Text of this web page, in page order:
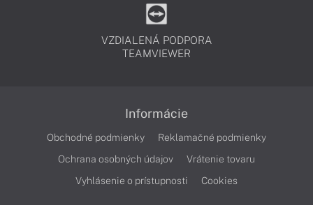
VZDIALENÁ PODPORA
TEAMVIEWER
Informácie
Obchodné podmienky
Reklamačné podmienky
Ochrana osobných údajov
Vrátenie tovaru
Vyhlásenie o prístupnosti
Cookies